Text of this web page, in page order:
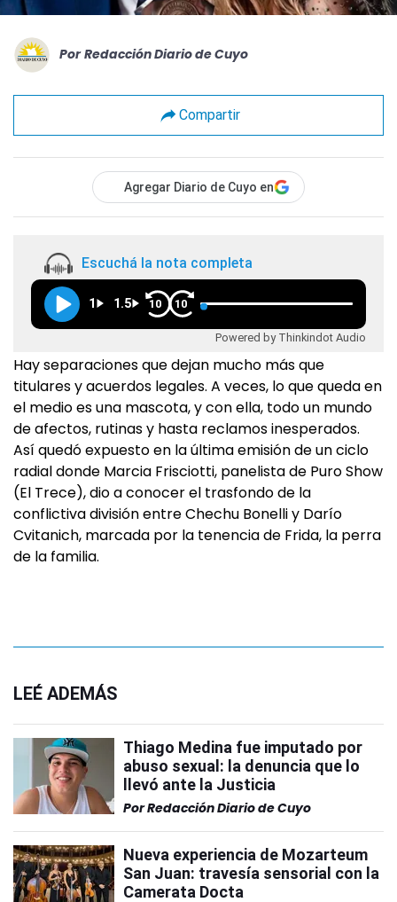
Por Redacción Diario de Cuyo
Compartir
Agregar Diario de Cuyo en
Escuchá la nota completa
1 1.5 10 10
Powered by Thinkindot Audio
Hay separaciones que dejan mucho más que
titulares y acuerdos legales. A veces, lo que queda en
el medio es una mascota, y con ella, todo un mundo
de afectos, rutinas y hasta reclamos inesperados.
Así quedó expuesto en la última emisión de un ciclo
radial donde Marcia Frisciotti, panelista de Puro Show
(El Trece), dio a conocer el trasfondo de la
conflictiva división entre Chechu Bonelli y Darío
Cvitanich, marcada por la tenencia de Frida, la perra
de la familia.
LEÉ ADEMÁS
Thiago Medina fue imputado por
abuso sexual: la denuncia que lo
llevó ante la Justicia
PorRedacción Diario de Cuyo
Nueva experiencia de Mozarteum
San Juan: travesía sensorial con la
Camerata Docta